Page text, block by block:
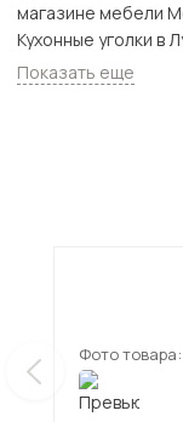
магазине мебели
Кухонные уголки в
ассортимент
включая Луховицы. Всего товаров в категории «Кухонные
Показать еще
Фото товара: